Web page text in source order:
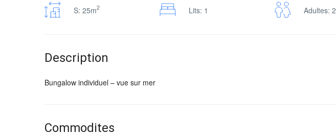
S: 25m2 Lits: 1 Adultes: 2
Description
Bungalow individuel – vue sur mer
Commodites